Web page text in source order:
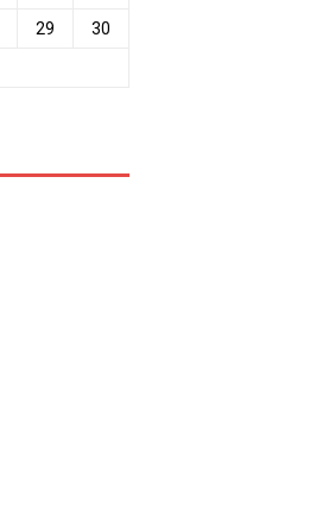
29 30